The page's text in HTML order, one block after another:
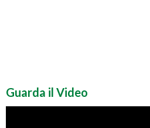
Guarda il Video